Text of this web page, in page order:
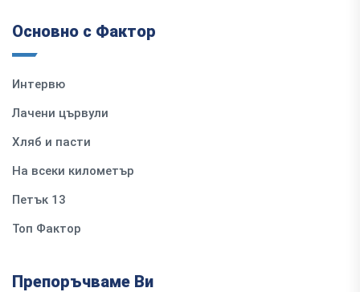
Основно с Фактор
Интервю
Лачени цървули
Хляб и пасти
На всеки километър
Петък 13
Топ Фактор
Препоръчваме Ви